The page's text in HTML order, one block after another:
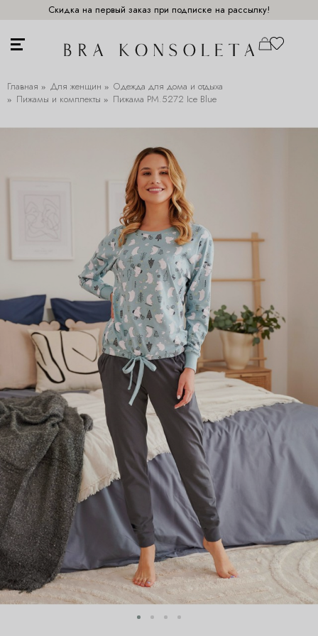
Скидка на первый заказ при подписке на рассылку!
Главная Для женщин
Одежда для дома и отдыха
Пижамы и комплекты
Пижама PM.5272 Ice Blue